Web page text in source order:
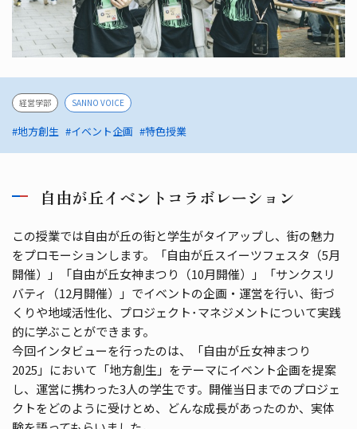
経営学部 SANNO VOICE
#地方創生 #イベント企画 #特色授業
自由が丘イベントコラボレーション
この授業では自由が丘の街と学生がタイアップし、街の魅力
をプロモーションします。「自由が丘スイーツフェスタ（5月
開催）」「自由が丘女神まつり（10月開催）」「サンクスリ
バティ（12月開催）」でイベントの企画・運営を行い、街づ
くりや地域活性化、プロジェクト･マネジメントについて実践
的に学ぶことができます。
今回インタビューを行ったのは、「自由が丘女神まつり
2025」において「地方創生」をテーマにイベント企画を提案
し、運営に携わった3人の学生です。開催当日までのプロジェ
クトをどのように受けとめ、どんな成長があったのか、実体